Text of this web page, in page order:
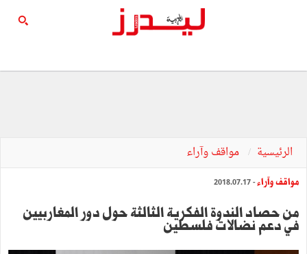
الرئيسية مواقف وآراء
مواقف وآراء- 2018.07.17
من حصاد الندوة الفكرية الثالثة حول دور المغاربيين
في دعم نضالات فلسطين